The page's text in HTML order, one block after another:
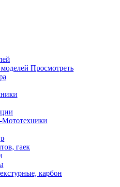
Просмотреть
Мототехники
гаек
карбон